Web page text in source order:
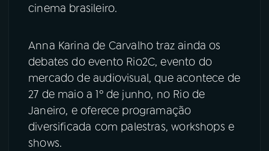
cinema brasileiro.
Anna Karina de Carvalho traz ainda os
debates do evento Rio2C, evento do
mercado de audiovisual, que acontece de
27 de maio a 1º de junho, no Rio de
Janeiro, e oferece programação
diversificada com palestras, workshops e
shows.